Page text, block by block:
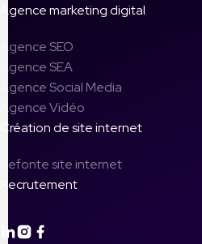
Agence marketing digital
Agence SEO
Agence SEA
Agence Social Media
Agence Vidéo
Création de site internet
Refonte site internet
Recrutement